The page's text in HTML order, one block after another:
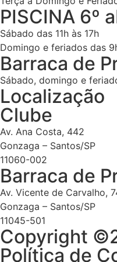
PISCINA 6º
Sábado das 11h às 17h
Domingo e feriados das
Barraca de
Sábado, domingo e
Localização
Clube
Av. Ana Costa, 442
Gonzaga – Santos/SP
11060-002
Barraca de
Av. Vicente de Carvalho,
Gonzaga – Santos/SP
11045-501
Copyright
Política de